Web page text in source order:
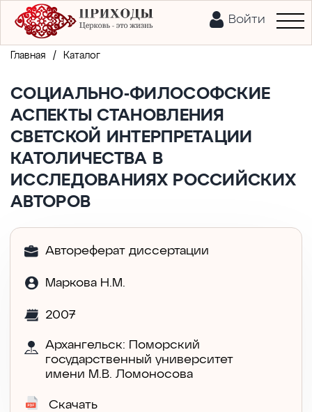
Войти
Главная / Каталог
СОЦИАЛЬНО-ФИЛОСОФСКИЕ
АСПЕКТЫ СТАНОВЛЕНИЯ
СВЕТСКОЙ ИНТЕРПРЕТАЦИИ
КАТОЛИЧЕСТВА В
ИССЛЕДОВАНИЯХ РОССИЙСКИХ
АВТОРОВ
Автореферат диссертации
Маркова Н.М.
2007
Архангельск: Поморский
государственный университет
имени М.В. Ломоносова
Скачать